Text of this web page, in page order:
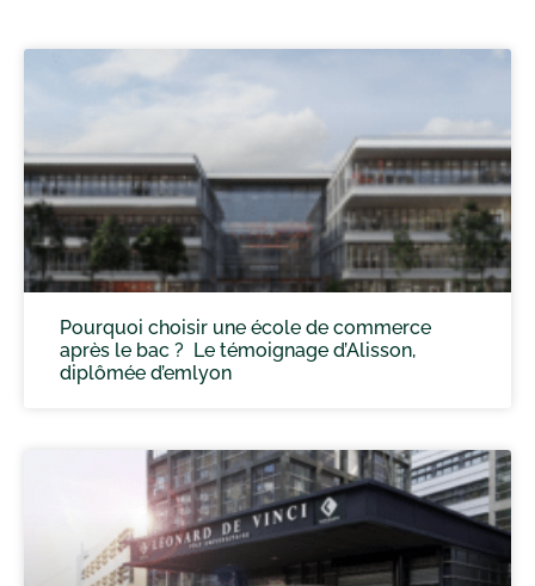
Pourquoi choisir une école de commerce
après le bac ? Le témoignage d’Alisson,
diplômée d’emlyon